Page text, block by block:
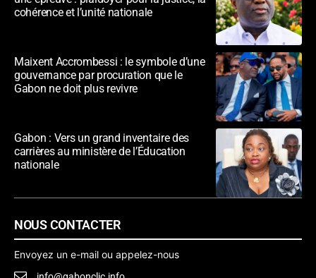
cohérence et l’unité nationale
Maixent Accrombessi : le symbole d’une
gouvernance par procuration que le
Gabon ne doit plus revivre
Gabon : Vers un grand inventaire des
carrières au ministère de l’Éducation
nationale
NOUS CONTACTER
Envoyez un e-mail ou appelez-nous